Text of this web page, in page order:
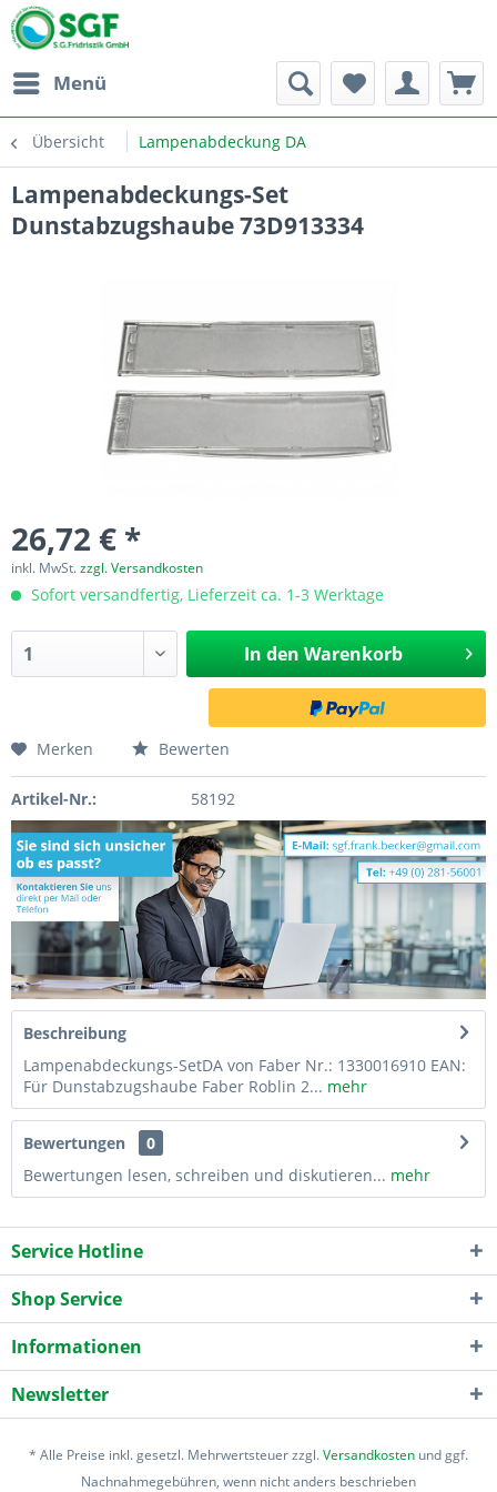
Menü
Übersicht Lampenabdeckung DA
Lampenabdeckungs-Set
Dunstabzugshaube 73D913334
26,72 € *
inkl. MwSt.zzgl. Versandkosten
Sofort versandfertig, Lieferzeit ca. 1-3 Werktage
In den Warenkorb
Merken Bewerten
Artikel-Nr.: 58192
Beschreibung
Lampenabdeckungs-SetDA von Faber Nr.: 1330016910 EAN:
Für Dunstabzugshaube Faber Roblin 2... mehr
Bewertungen
0
Bewertungen lesen, schreiben und diskutieren... mehr
Service Hotline
Shop Service
Informationen
Newsletter
* Alle Preise inkl. gesetzl. Mehrwertsteuer zzgl.Versandkosten und ggf.
Nachnahmegebühren, wenn nicht anders beschrieben